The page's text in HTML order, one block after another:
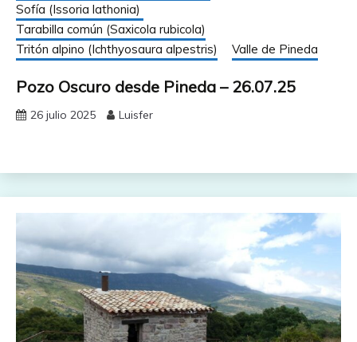
Sofía (Issoria lathonia)
Tarabilla común (Saxicola rubicola)
Tritón alpino (Ichthyosaura alpestris)
Valle de Pineda
Pozo Oscuro desde Pineda – 26.07.25
26 julio 2025 Luisfer